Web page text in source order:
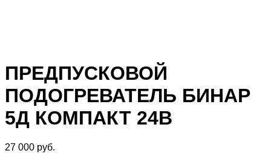
ПРЕДПУСКОВОЙ
ПОДОГРЕВАТЕЛЬ БИНАР
5Д КОМПАКТ 24В
27 000 руб.